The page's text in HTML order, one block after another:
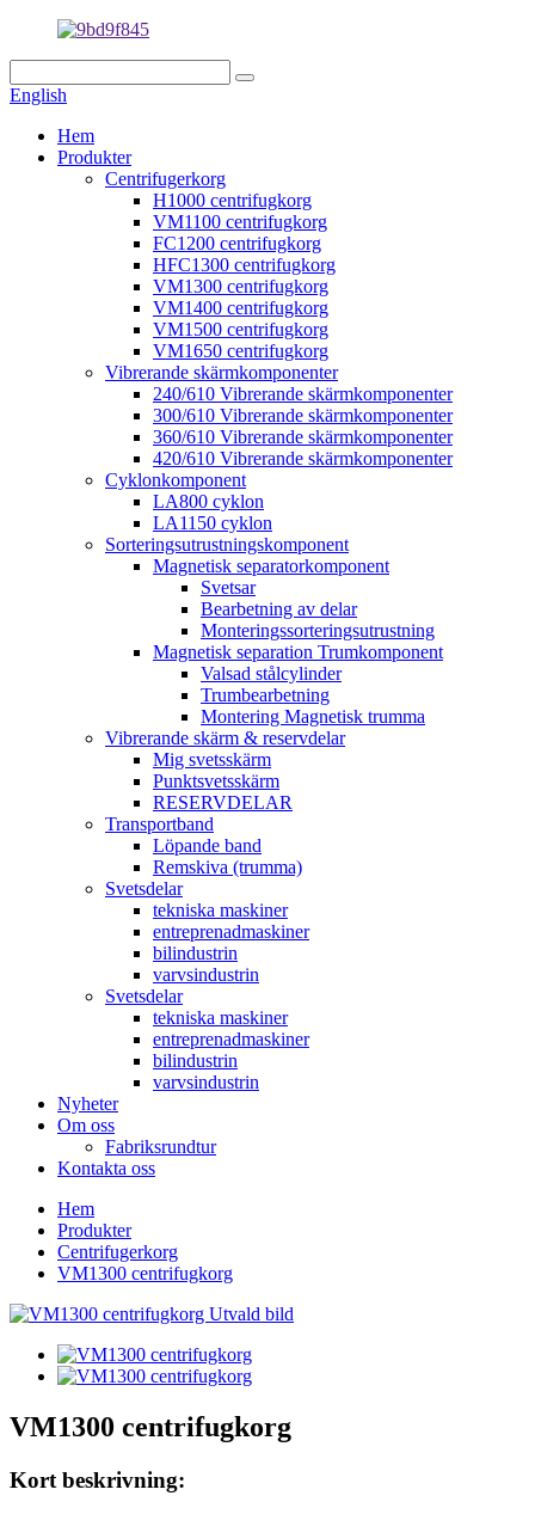
English
Hem
Produkter
Centrifugerkorg
H1000 centrifugkorg
VM1100 centrifugkorg
FC1200 centrifugkorg
HFC1300 centrifugkorg
VM1300 centrifugkorg
VM1400 centrifugkorg
VM1500 centrifugkorg
VM1650 centrifugkorg
Vibrerande skärmkomponenter
240/610 Vibrerande skärmkomponenter
300/610 Vibrerande skärmkomponenter
360/610 Vibrerande skärmkomponenter
420/610 Vibrerande skärmkomponenter
Cyklonkomponent
LA800 cyklon
LA1150 cyklon
Sorteringsutrustningskomponent
Magnetisk separatorkomponent
Svetsar
Bearbetning av delar
Monteringssorteringsutrustning
Magnetisk separation Trumkomponent
Valsad stålcylinder
Trumbearbetning
Montering Magnetisk trumma
Vibrerande skärm & reservdelar
Mig svetsskärm
Punktsvetsskärm
RESERVDELAR
Transportband
Löpande band
Remskiva (trumma)
Svetsdelar
tekniska maskiner
entreprenadmaskiner
bilindustrin
varvsindustrin
Svetsdelar
tekniska maskiner
entreprenadmaskiner
bilindustrin
varvsindustrin
Nyheter
Om oss
Fabriksrundtur
Kontakta oss
Hem
Produkter
Centrifugerkorg
VM1300 centrifugkorg
VM1300 centrifugkorg
Kort beskrivning: